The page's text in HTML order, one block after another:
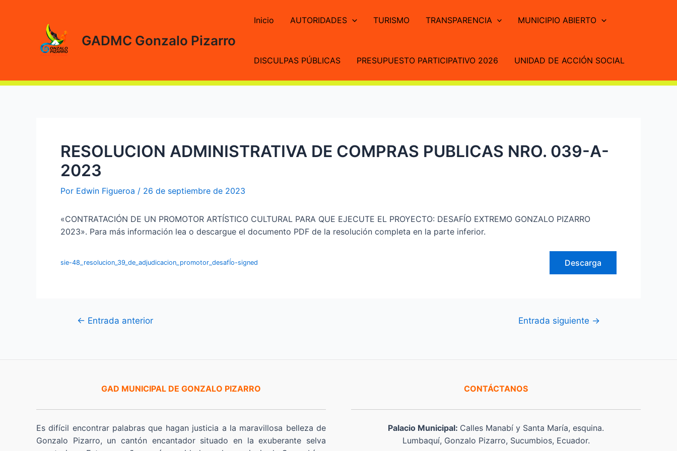
GADMC Gonzalo Pizarro
Inicio AUTORIDADES TURISMO TRANSPARENCIA MUNICIPIO ABIERTO
DISCULPAS PÚBLICAS PRESUPUESTO PARTICIPATIVO 2026 UNIDAD DE ACCIÓN SOCIAL
RESOLUCION ADMINISTRATIVA DE COMPRAS PUBLICAS NRO. 039-A-
2023
Por Edwin Figueroa / 26 de septiembre de 2023
«CONTRATACIÓN DE UN PROMOTOR ARTÍSTICO CULTURAL PARA QUE EJECUTE EL PROYECTO: DESAFÍO EXTREMO GONZALO PIZARRO
2023». Para más información lea o descargue el documento PDF de la resolución completa en la parte inferior.
sie-48_resolucion_39_de_adjudicacion_promotor_desafÍo-signed Descarga
Navegación
← Entrada anterior Entrada siguiente →
GAD MUNICIPAL DE GONZALO PIZARRO
Es difícil encontrar palabras que hagan justicia a la maravillosa belleza de
Gonzalo Pizarro, un cantón encantador situado en la exuberante selva
CONTÁCTANOS
Palacio Municipal: Calles Manabí y Santa María, esquina.
Lumbaquí, Gonzalo Pizarro, Sucumbios, Ecuador.